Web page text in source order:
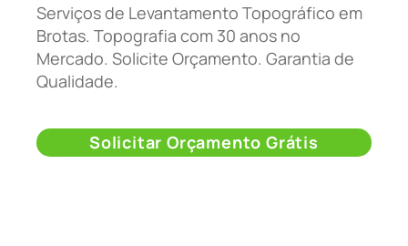
Serviços de Levantamento Topográfico em
Brotas. Topografia com 30 anos no
Mercado. Solicite Orçamento. Garantia de
Qualidade.
Solicitar Orçamento Grátis